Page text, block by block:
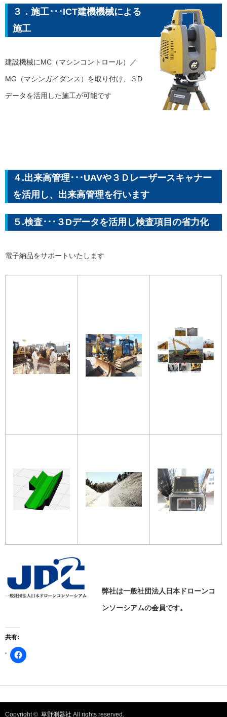
３．施工･･･ICT建機機械による
施工
建設機械にMC（マシンコントロール）／
MG（マシンガイダンス）を取り付け、３D
データを活用した施工が可能です
４.出来高管理･･･UAVや３Ｄレーザースキャナー
を活用し、出来高管理を行います
５.検査･･･３Dデータを活用し検査項目の省力化
電子納品をサポートいたします
弊社は一般社団法人日本ドローンコ
ンソーシアムの会員です。
共有:
Facebook
で
る
は
リ
Copyright © 草野測器社 All rights reserved.